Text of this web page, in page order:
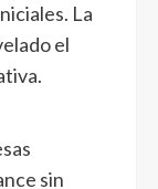
La
el
sin